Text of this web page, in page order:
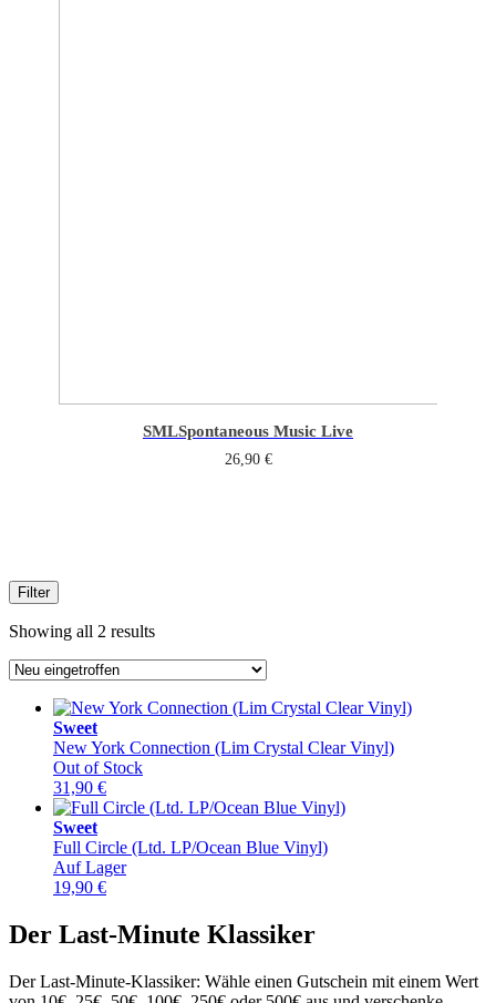
SMLSpontaneous Music Live
26,90 €
Filter
Showing all 2 resultsSorted
Sweet
New York Connection (Lim Crystal Clear Vinyl)
Out of Stock
31,90 €
Sweet
Full Circle (Ltd. LP/Ocean Blue Vinyl)
Auf Lager
19,90 €
Der Last-Minute Klassiker
Der Last-Minute-Klassiker: Wähle einen Gutschein mit einem Wert